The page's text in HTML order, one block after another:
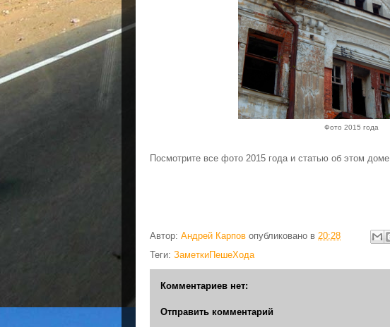
Фото 2015 года
Посмотрите все фото 2015 года и статью об этом доме
Автор: Андрей Карпов опубликовано в 20:28
Теги: ЗаметкиПешеХода
Комментариев нет:
Отправить комментарий